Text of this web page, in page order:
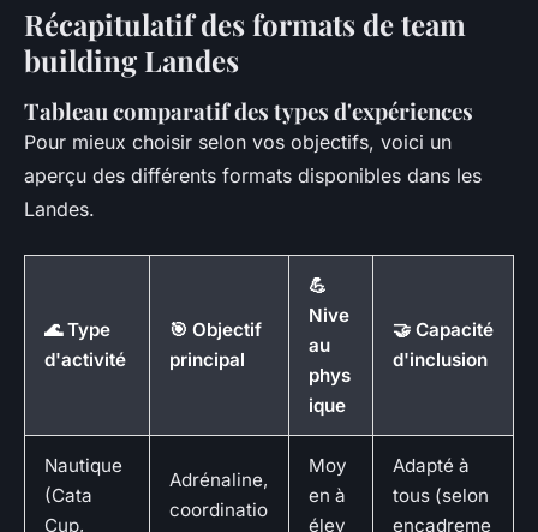
Récapitulatif des formats de team
building Landes
Tableau comparatif des types d'expériences
Pour mieux choisir selon vos objectifs, voici un
aperçu des différents formats disponibles dans les
Landes.
🌊 Type
d'activité
🎯 Objectif
principal
💪
Nive
au
phys
ique
🤝 Capacité
d'inclusion
Nautique
(Cata
Cup,
Adrénaline,
coordinatio
Moy
en à
élev
Adapté à
tous (selon
encadreme